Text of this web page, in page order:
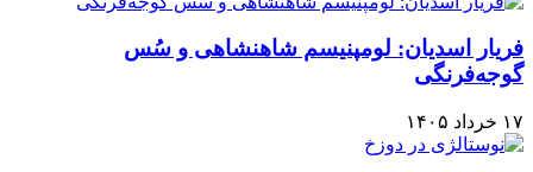
فریار اسدیان: لومپنیسم شاهنشاهی و سُس
گوجه‌فرنگی
۱۷ خرداد ۱۴۰۵